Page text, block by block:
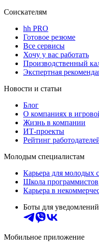
Соискателям
hh PRO
Готовое резюме
Все сервисы
Хочу у вас работать
Производственный
Экспертная
Новости и статьи
Блог
О компаниях в
Жизнь в компании
ИТ-проекты
Рейтинг
Молодым специалистам
Карьера для молодых
Школа программистов
Карьера в
Боты для уведомлений
Мобильное приложение